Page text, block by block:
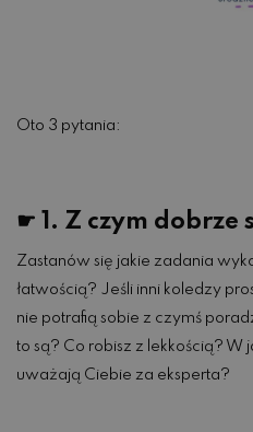
Oto 3 pytania:
☛ 1. Z czym dobrze
Zastanów się jakie zadania
łatwością? Jeśli inni koledzy
nie potrafią sobie z czymś
to są? Co robisz z lekkością? W
uważają Ciebie za eksperta?